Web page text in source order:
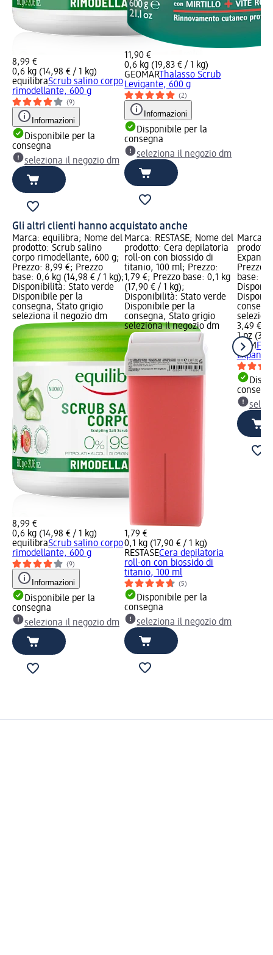
8,99 €
0,6 kg (14,98 € / 1 kg)
equilibraScrub salino corpo
rimodellante, 600 g
(9)
Informazioni
Disponibile per la
consegna
seleziona il negozio dm
11,90 €
0,6 kg (19,83 € / 1 kg)
GEOMARThalasso Scrub
Levigante, 600 g
(2)
Informazioni
Disponibile per la
consegna
seleziona il negozio dm
Gli altri clienti hanno acquistato anche
Marca: equilibra; Nome del
prodotto: Scrub salino
corpo rimodellante, 600 g;
Prezzo: 8,99 €; Prezzo
base: 0,6 kg (14,98 € / 1 kg);
Disponibilità: Stato verde
Disponibile per la
consegna, Stato grigio
seleziona il negozio dm
8,99 €
0,6 kg (14,98 € / 1 kg)
equilibraScrub salino corpo
rimodellante, 600 g
(9)
Informazioni
Disponibile per la
consegna
seleziona il negozio dm
Marca: RESTASE; Nome del
prodotto: Cera depilatoria
roll-on con biossido di
titanio, 100 ml; Prezzo:
1,79 €; Prezzo base: 0,1 kg
(17,90 € / 1 kg);
Disponibilità: Stato verde
Disponibile per la
consegna, Stato grigio
seleziona il negozio dm
1,79 €
0,1 kg (17,90 € / 1 kg)
RESTASECera depilatoria
roll-on con biossido di
titanio, 100 ml
(5)
Disponibile per la
consegna
seleziona il negozio dm
Marca:
Prezzo:
base: 1
3,49 €
1 pz
GUM